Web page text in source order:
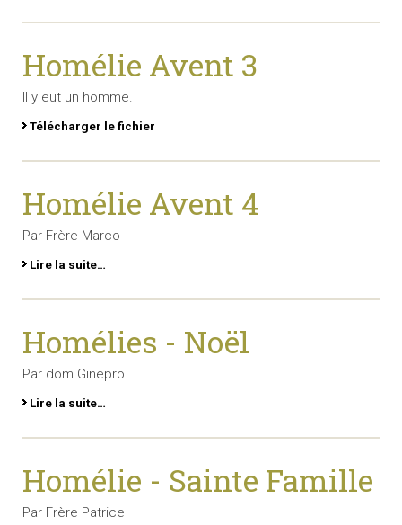
Homélie Avent 3
Il y eut un homme.
Télécharger le fichier
Homélie Avent 4
Par Frère Marco
Lire la suite…
Homélies - Noël
Par dom Ginepro
Lire la suite…
Homélie - Sainte Famille
Par Frère Patrice